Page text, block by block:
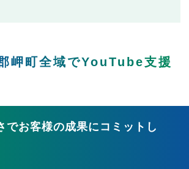
岬町全域でYouTube支援
でお客様の成果にコミットし